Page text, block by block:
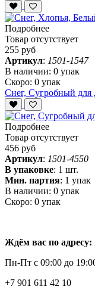
Подробнее
Товар отсутствует
255 руб
Артикул: 1501-1547
В наличии: 0 упак
Скоро: 0 упак
Снег, Сугробный для
Подробнее
Товар отсутствует
456 руб
Артикул: 1501-4550
В упаковке: 1 шт.
Мин. партия: 1 упак
В наличии: 0 упак
Скоро: 0 упак
Ждём вас по адресу:
Пн-Пт с 09:00 до
+7 901 611 42 10